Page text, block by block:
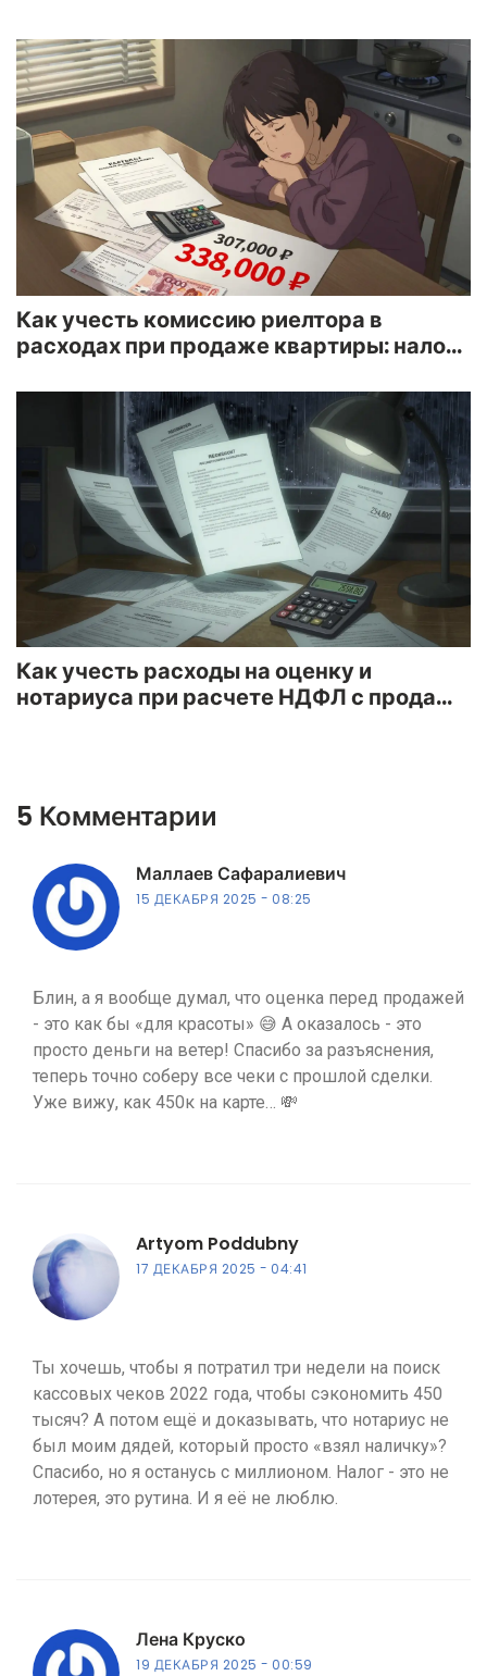
Как учесть комиссию риелтора в
расходах при продаже квартиры: налоги
Как учесть расходы на оценку и
нотариуса при расчете НДФЛ с продажи
5 Комментарии
Маллаев Сафаралиевич
15 ДЕКАБРЯ 2025 08:25
Блин, а я вообще думал, что оценка перед продажей
- это как бы «для красоты» 😅 А оказалось - это
просто деньги на ветер! Спасибо за разъяснения,
теперь точно соберу все чеки с прошлой сделки.
Уже вижу, как 450к на карте… 💸
Artyom Poddubny
17 ДЕКАБРЯ 2025 04:41
Ты хочешь, чтобы я потратил три недели на поиск
кассовых чеков 2022 года, чтобы сэкономить 450
тысяч? А потом ещё и доказывать, что нотариус не
был моим дядей, который просто «взял наличку»?
Спасибо, но я останусь с миллионом. Налог - это не
лотерея, это рутина. И я её не люблю.
Лена Круско
19 ДЕКАБРЯ 2025 00:59